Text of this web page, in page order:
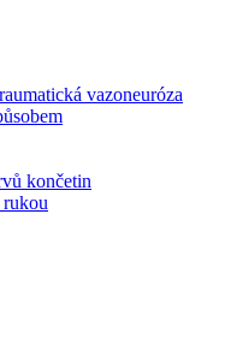
vazoneuróza
končetin